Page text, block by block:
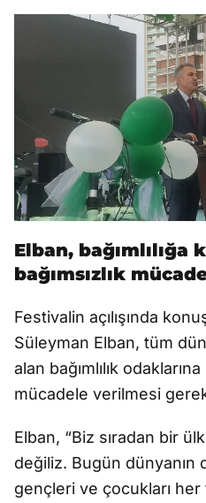
Elban, bağımlılığa
bağımsızlık
Festivalin açılışında
Süleyman Elban, tüm
alan bağımlılık
mücadele verilmesi
Elban, “Biz sıradan bir
değiliz. Bugün dünyanın
gençleri ve çocukları her